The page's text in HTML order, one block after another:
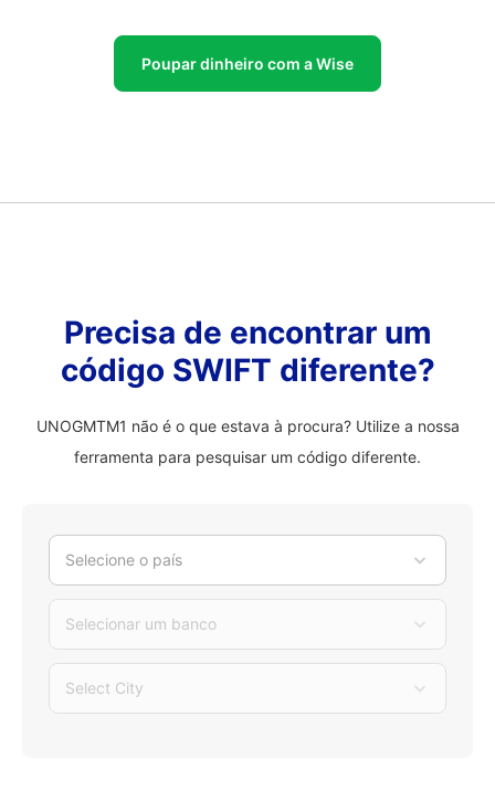
Poupar dinheiro com a Wise
Precisa de encontrar um
código SWIFT diferente?
UNOGMTM1 não é o que estava à procura? Utilize a nossa
ferramenta para pesquisar um código diferente.
Selecione o país
Selecionar um banco
Select City